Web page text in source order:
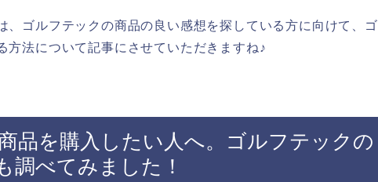
、ゴルフテックの商品の良い感想を探している方に向けて、ゴ
方法について記事にさせていただきますね♪
品を購入したい人へ。ゴルフテックの
調べてみました！